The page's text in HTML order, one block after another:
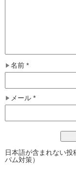
名前 *
メール *
日本語が含まれない
パム対策）